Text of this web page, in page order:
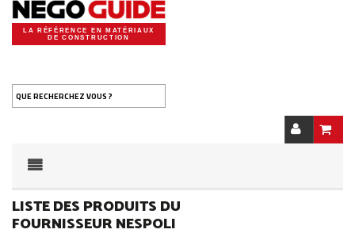
LA RÉFÉRENCE EN MATÉRIAUX
DE CONSTRUCTION
QUE RECHERCHEZ VOUS ?
LISTE DES PRODUITS DU
FOURNISSEUR NESPOLI